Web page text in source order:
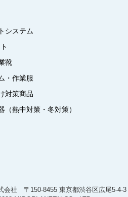
システム
靴
・作業服
対策商品
（熱中対策・冬対策）
会社 〒150-8455 東京都渋谷区広尾5-4-3